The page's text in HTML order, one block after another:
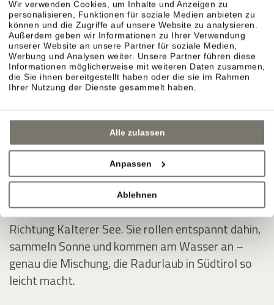
Wir verwenden Cookies, um Inhalte und Anzeigen zu
personalisieren, Funktionen für soziale Medien anbieten zu
können und die Zugriffe auf unsere Website zu analysieren.
Außerdem geben wir Informationen zu Ihrer Verwendung
unserer Website an unsere Partner für soziale Medien,
Werbung und Analysen weiter. Unsere Partner führen diese
Informationen möglicherweise mit weiteren Daten zusammen,
die Sie ihnen bereitgestellt haben oder die sie im Rahmen
Ihrer Nutzung der Dienste gesammelt haben.
Alle zulassen
Anpassen
Ablehnen
Montiggler Seen – erst radeln, dann ins Wasser.
Wenn Sie im Radurlaub ein klares Ziel möchten,
sind die Montiggler Seen ideal: Sie fahren sich aus,
springen danach ins kühle Wasser und spüren
sofort dieses Sommerurlaubsgefühl – besonders
an heißen Tagen.
Kalterer See – durch Weinberge ins Südtirol-
Die Klassiker-Route führt durch die Rebreihen
Richtung Kalterer See. Sie rollen entspannt dahin,
sammeln Sonne und kommen am Wasser an –
genau die Mischung, die Radurlaub in Südtirol so
leicht macht.